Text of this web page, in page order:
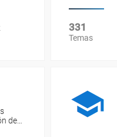
331
Temas
de…